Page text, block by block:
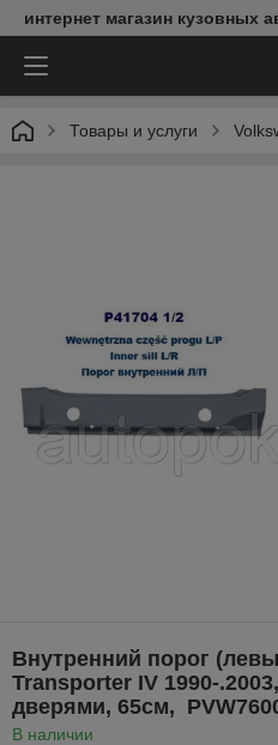
интернет магазин кузовных
Товары и услуги
Внутренний порог
Transporter IV 1990-
дверями, 65см,
В наличии